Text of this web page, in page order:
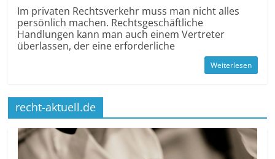
Im privaten Rechts­verkehr muss man nicht alles
persönlich machen. Rechts­geschäftliche
Handlungen kann man auch einem Vertreter
überlassen, der eine erforderliche
Weiterlesen
recht-aktuell.de